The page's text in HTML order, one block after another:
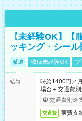
【未経験OK】【
ッキング・シー
派遣 職種未経験OK ブ
給与
時給1400円／
場合＋交通費
交通費別途
交通費 実費支